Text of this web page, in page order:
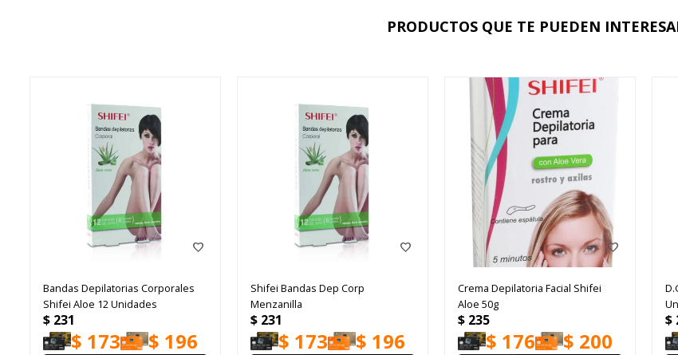
PRODUCTOS QUE TE PUEDEN
Bandas Depilatorias Corporales
Shifei Aloe 12 Unidades
$ 231
$ 173 $ 196
Shifei Bandas Dep Corp
Menzanilla
$ 231
$ 173 $ 196
Crema Depilatoria Facial Shifei
Aloe 50g
$ 235
$ 176 $ 200
$